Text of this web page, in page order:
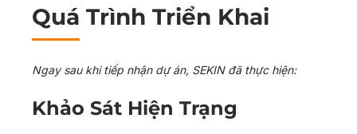
Quá Trình Triển Khai
Ngay sau khi tiếp nhận dự án, SEKIN đã thực hiện:
Khảo Sát Hiện Trạng